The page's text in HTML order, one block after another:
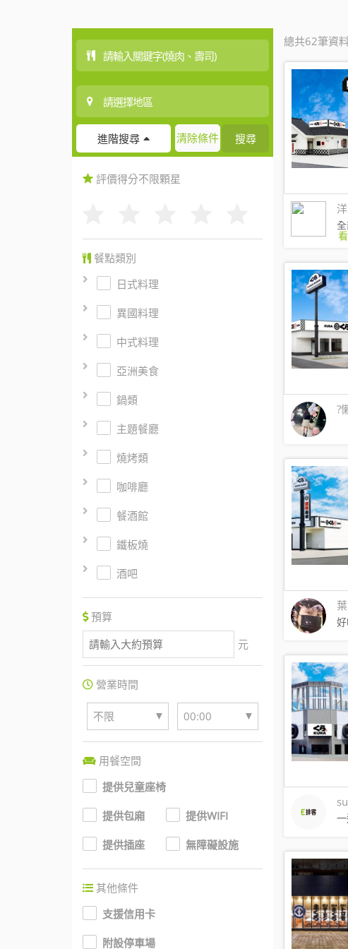
進階搜尋 清除條件 搜尋
評價得分不限顆星
餐點類別
日式料理
異國料理
中式料理
亞洲美食
鍋類
主題餐廳
燒烤類
咖啡廳
餐酒館
鐵板燒
酒吧
預算
元
營業時間
不限 ▼ 00:00 ▼
用餐空間
提供兒童座椅
提供包廂 提供WIFI
提供插座 無障礙設施
其他條件
支援信用卡
附設停車場
總共62筆資
?